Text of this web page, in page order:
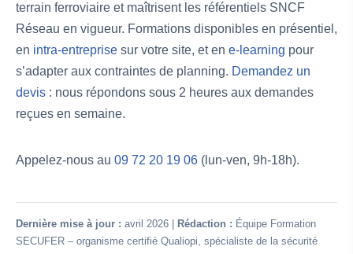
terrain ferroviaire et maîtrisent les référentiels SNCF
Réseau en vigueur. Formations disponibles en présentiel,
en intra-entreprise sur votre site, et en e-learning pour
s’adapter aux contraintes de planning. Demandez un
devis : nous répondons sous 2 heures aux demandes
reçues en semaine.
Appelez-nous au 09 72 20 19 06 (lun-ven, 9h-18h).
Dernière mise à jour : avril 2026 | Rédaction : Équipe Formation
SECUFER – organisme certifié Qualiopi, spécialiste de la sécurité